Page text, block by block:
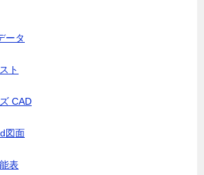
ータ
ト
CAD
図面
表